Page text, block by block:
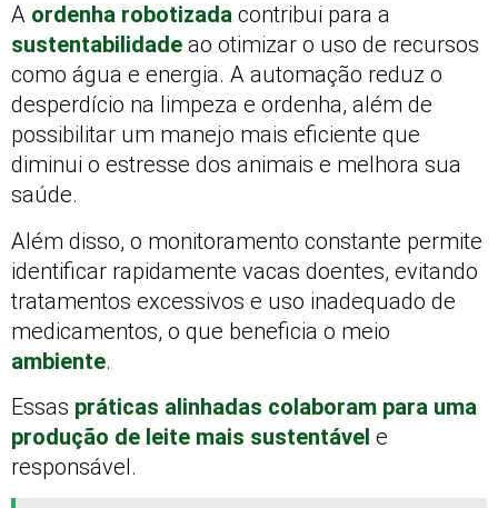
A ordenha robotizada contribui para a
sustentabilidade ao otimizar o uso de recursos
como água e energia. A automação reduz o
desperdício na limpeza e ordenha, além de
possibilitar um manejo mais eficiente que
diminui o estresse dos animais e melhora sua
saúde.
Além disso, o monitoramento constante permite
identificar rapidamente vacas doentes, evitando
tratamentos excessivos e uso inadequado de
medicamentos, o que beneficia o meio
ambiente.
Essas práticas alinhadas colaboram para uma
produção de leite mais sustentável e
responsável.